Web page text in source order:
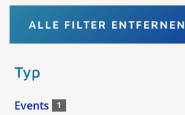
ALLE FILTER ENTFERNEN
Typ
Events 1